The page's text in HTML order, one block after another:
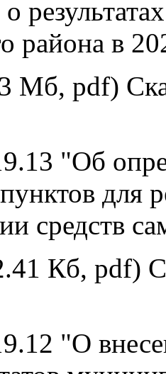
о
района в
Мб, pdf)
"Об
для
средств
Кб, pdf)
"О